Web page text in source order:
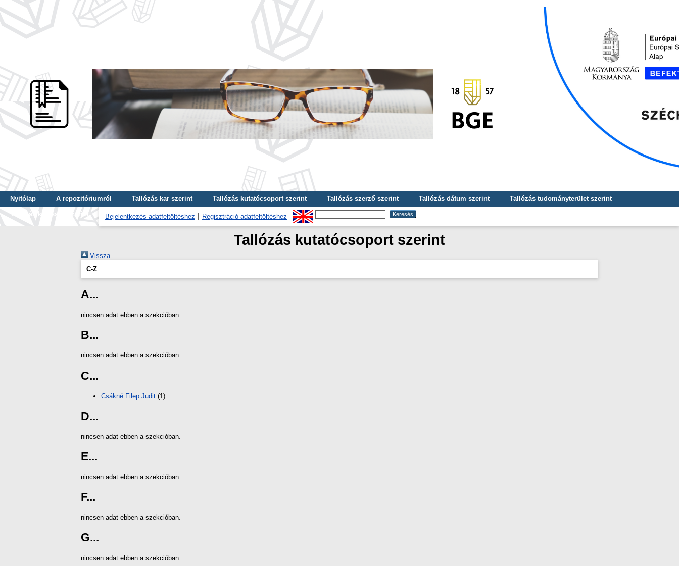
Nyitólap A repozitóriumról Tallózás kar szerint Tallózás kutatócsoport szerint Tallózás szerző szerint Tallózás dátum szerint
Tallózás tudományterület szerint
Tallózás kulcsszó szerint
Bejelentkezés adatfeltöltéshez Regisztráció adatfeltöltéshez
Tallózás kutatócsoport szerint
Vissza
C-Z
A...
nincsen adat ebben a szekcióban.
B...
nincsen adat ebben a szekcióban.
C...
Csákné Filep Judit (1)
D...
nincsen adat ebben a szekcióban.
E...
nincsen adat ebben a szekcióban.
F...
nincsen adat ebben a szekcióban.
G...
nincsen adat ebben a szekcióban.